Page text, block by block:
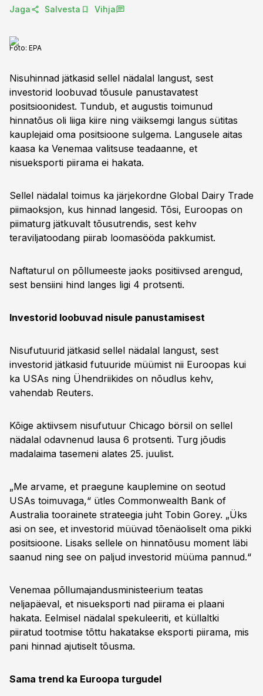
Jaga Salvesta Vihja
Foto: EPA
Nisuhinnad jätkasid sellel nädalal langust, sest
investorid loobuvad tõusule panustavatest
positsioonidest. Tundub, et augustis toimunud
hinnatõus oli liiga kiire ning väiksemgi langus sütitas
kauplejaid oma positsioone sulgema. Langusele aitas
kaasa ka Venemaa valitsuse teadaanne, et
nisueksporti piirama ei hakata.
Sellel nädalal toimus ka järjekordne Global Dairy Trade
piimaoksjon, kus hinnad langesid. Tõsi, Euroopas on
piimaturg jätkuvalt tõusutrendis, sest kehv
teraviljatoodang piirab loomasööda pakkumist.
Naftaturul on põllumeeste jaoks positiivsed arengud,
sest bensiini hind langes ligi 4 protsenti.
Investorid loobuvad nisule panustamisest
Nisufutuurid jätkasid sellel nädalal langust, sest
investorid jätkasid futuuride müümist nii Euroopas kui
ka USAs ning Ühendriikides on nõudlus kehv,
vahendab Reuters.
Kõige aktiivsem nisufutuur Chicago börsil on sellel
nädalal odavnenud lausa 6 protsenti. Turg jõudis
madalaima tasemeni alates 25. juulist.
„Me arvame, et praegune kauplemine on seotud
USAs toimuvaga,“ ütles Commonwealth Bank of
Australia toorainete strateegia juht Tobin Gorey. „Üks
asi on see, et investorid müüvad tõenäoliselt oma pikki
positsioone. Lisaks sellele on hinnatõusu moment läbi
saanud ning see on paljud investorid müüma pannud.“
Venemaa põllumajandusministeerium teatas
neljapäeval, et nisueksporti nad piirama ei plaani
hakata. Eelmisel nädalal spekuleeriti, et küllaltki
piiratud tootmise tõttu hakatakse eksporti piirama, mis
pani hinnad ajutiselt tõusma.
Sama trend ka Euroopa turgudel